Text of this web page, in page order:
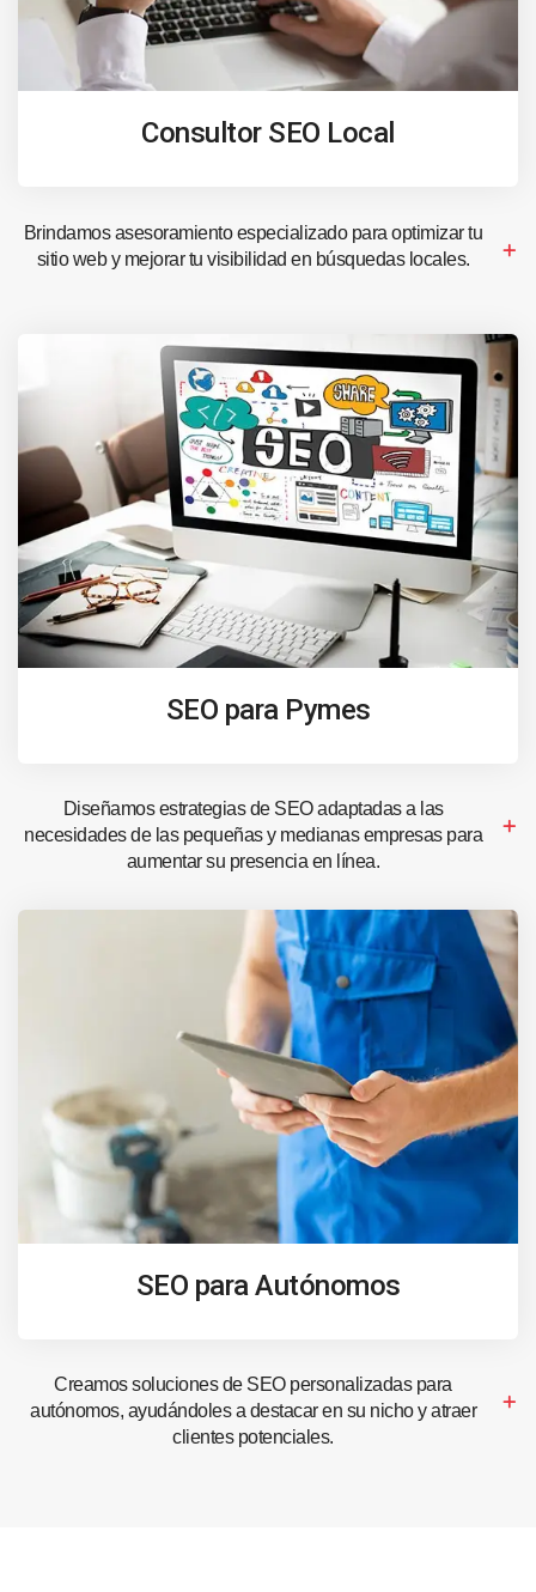
Consultor SEO Local
Brindamos asesoramiento especializado para optimizar tu
sitio web y mejorar tu visibilidad en búsquedas locales.
SEO para Pymes
Diseñamos estrategias de SEO adaptadas a las
necesidades de las pequeñas y medianas empresas para
aumentar su presencia en línea.
SEO para Autónomos
Creamos soluciones de SEO personalizadas para
autónomos, ayudándoles a destacar en su nicho y atraer
clientes potenciales.